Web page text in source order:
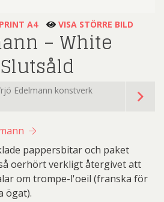
A4 VISA STÖRRE BILD
– White
Edelmann konstverk
pappersbitar och paket
oerhört verkligt återgivet att
om trompe-l'oeil (franska för
ögat).